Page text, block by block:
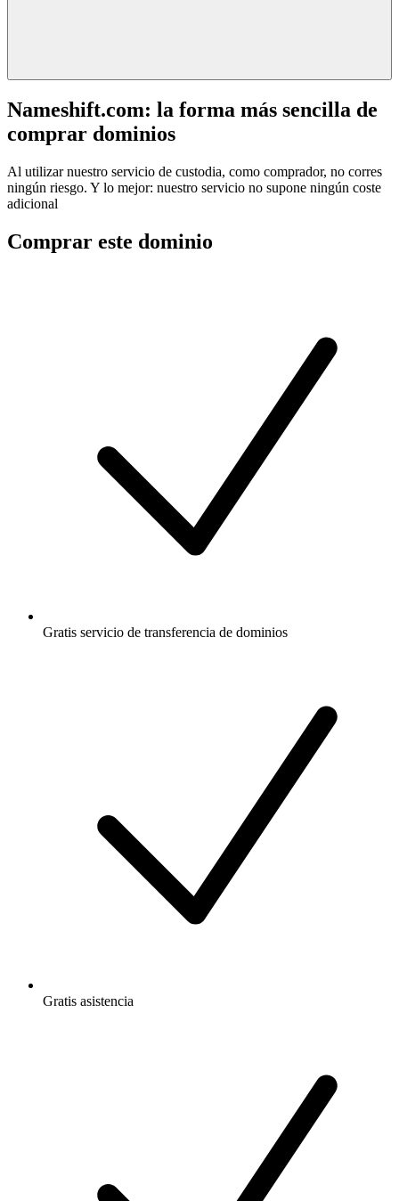
Nameshift.com: la forma más sencilla de
comprar dominios
Al utilizar nuestro servicio de custodia, como comprador, no corres
ningún riesgo. Y lo mejor: nuestro servicio no supone ningún coste
adicional
Comprar este dominio
Gratis servicio de transferencia de dominios
Gratis asistencia